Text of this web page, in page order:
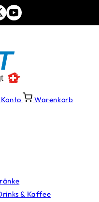
Warenkorb
& Kaffee